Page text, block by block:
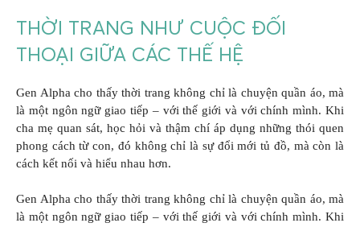
THỜI TRANG NHƯ CUỘC ĐỐI
THOẠI GIỮA CÁC THẾ HỆ
Gen Alpha cho thấy thời trang không chỉ là chuyện quần áo, mà
là một ngôn ngữ giao tiếp – với thế giới và với chính mình. Khi
cha mẹ quan sát, học hỏi và thậm chí áp dụng những thói quen
phong cách từ con, đó không chỉ là sự đổi mới tủ đồ, mà còn là
cách kết nối và hiểu nhau hơn.
Gen Alpha cho thấy thời trang không chỉ là chuyện quần áo, mà
là một ngôn ngữ giao tiếp – với thế giới và với chính mình. Khi